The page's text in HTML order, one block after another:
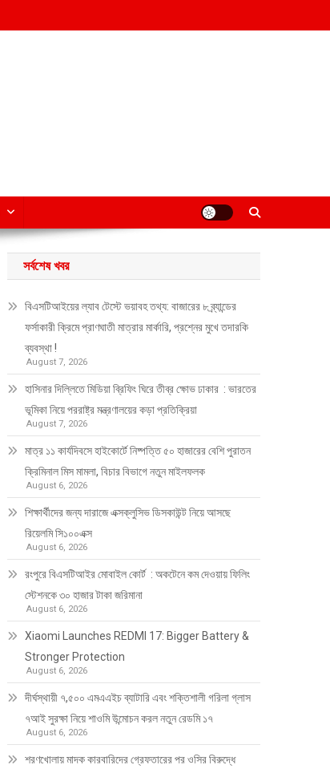
সর্বশেষ খবর
বিএসটিআইয়ের ল্যাব টেস্টে ভয়াবহ তথ্য: বাজারের ৮ ব্র্যান্ডের
ফর্সাকারী ক্রিমে প্রাণঘাতী মাত্রার মার্কারি, প্রশ্নের মুখে তদারকি
ব্যবস্থা !
August 7, 2026
হাসিনার দিল্লিতে মিডিয়া ব্রিফিং ঘিরে তীব্র ক্ষোভ ঢাকার : ভারতের
ভূমিকা নিয়ে পররাষ্ট্র মন্ত্রণালয়ের কড়া প্রতিক্রিয়া
August 7, 2026
মাত্র ১১ কার্যদিবসে হাইকোর্টে নিষ্পত্তি ৫০ হাজারের বেশি পুরাতন
ক্রিমিনাল মিস মামলা, বিচার বিভাগে নতুন মাইলফলক
August 6, 2026
শিক্ষার্থীদের জন্য দারাজে এক্সক্লুসিভ ডিসকাউন্ট নিয়ে আসছে
রিয়েলমি সি১০০এক্স
August 6, 2026
রংপুরে বিএসটিআইর মোবাইল কোর্ট : অকটেনে কম দেওয়ায় ফিলিং
স্টেশনকে ৩০ হাজার টাকা জরিমানা
August 6, 2026
Xiaomi Launches REDMI 17: Bigger Battery &
Stronger Protection
August 6, 2026
দীর্ঘস্থায়ী ৭,৫০০ এমএএইচ ব্যাটারি এবং শক্তিশালী গরিলা গ্লাস
৭আই সুরক্ষা নিয়ে শাওমি উন্মোচন করল নতুন রেডমি ১৭
August 6, 2026
শরণখোলায় মাদক কারবারিদের গ্রেফতারের পর ওসির বিরুদ্ধে